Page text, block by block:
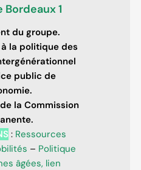
1
du groupe.
la politique des
public de
la Commission
: Ressources
– Politique
âgées, lien